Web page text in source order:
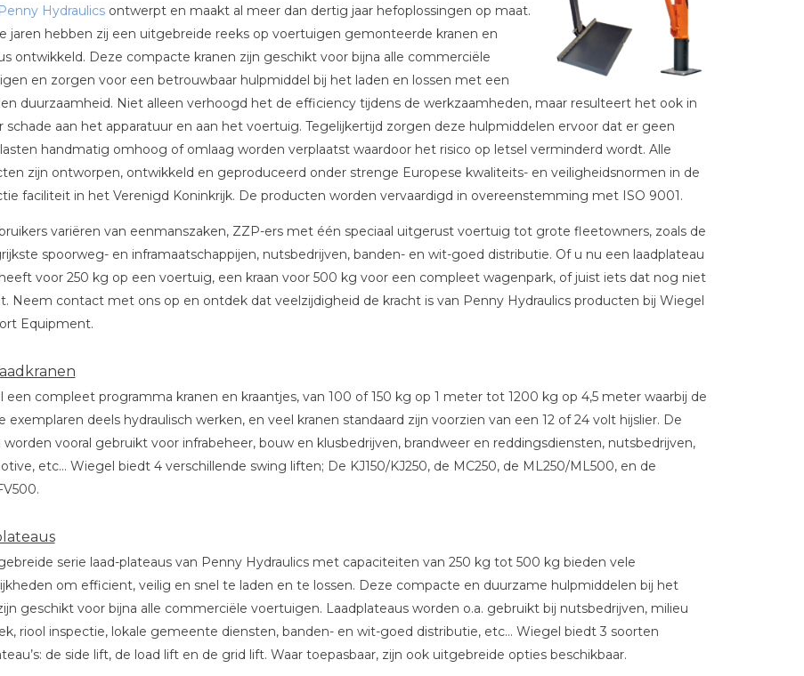
Penny Hydraulicsontwerpt en maakt al meer dan dertig jaar hefoplossingen op maat.
jaren hebben zij een uitgebreide reeks op voertuigen gemonteerde kranen en
ontwikkeld. Deze compacte kranen zijn geschikt voor bijna alle commerciële
en zorgen voor een betrouwbaar hulpmiddel bij het laden en lossen met een
duurzaamheid. Niet alleen verhoogd het de efficiency tijdens de werkzaamheden, maar resulteert het ook in
schade aan het apparatuur en aan het voertuig. Tegelijkertijd zorgen deze hulpmiddelen ervoor dat er geen
handmatig omhoog of omlaag worden verplaatst waardoor het risico op letsel verminderd wordt. Alle
zijn ontworpen, ontwikkeld en geproduceerd onder strenge Europese kwaliteits- en veiligheidsnormen in de
faciliteit in het Verenigd Koninkrijk. De producten worden vervaardigd in overeenstemming met ISO 9001.
variëren van eenmanszaken, ZZP-ers met één speciaal uitgerust voertuig tot grote fleetowners, zoals de
spoorweg- en inframaatschappijen, nutsbedrijven, banden- en wit-goed distributie. Of u nu een laadplateau
voor 250 kg op een voertuig, een kraan voor 500 kg voor een compleet wagenpark, of juist iets dat nog niet
Neem contact met ons op en ontdek dat veelzijdigheid de kracht is van Penny Hydraulics producten bij Wiegel
Equipment.
een compleet programma kranen en kraantjes, van 100 of 150 kg op 1 meter tot 1200 kg op 4,5 meter waarbij de
exemplaren deels hydraulisch werken, en veel kranen standaard zijn voorzien van een 12 of 24 volt hijslier. De
worden vooral gebruikt voor infrabeheer, bouw en klusbedrijven, brandweer en reddingsdiensten, nutsbedrijven,
etc… Wiegel biedt 4 verschillende swing liften; De KJ150/KJ250, de MC250, de ML250/ML500, en de
serie laad-plateaus van Penny Hydraulics met capaciteiten van 250 kg tot 500 kg bieden vele
om efficient, veilig en snel te laden en te lossen. Deze compacte en duurzame hulpmiddelen bij het
geschikt voor bijna alle commerciële voertuigen. Laadplateaus worden o.a. gebruikt bij nutsbedrijven, milieu
riool inspectie, lokale gemeente diensten, banden- en wit-goed distributie, etc… Wiegel biedt 3 soorten
de side lift, de load lift en de grid lift. Waar toepasbaar, zijn ook uitgebreide opties beschikbaar.